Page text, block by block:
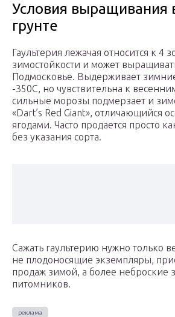
Условия выращивания
грунте
Гаультерия лежачая относится к 4
зимостойкости и может
Подмосковье. Выдерживает
-350C, но чувствительна к
сильные морозы подмерзает и
«Dart’s Red Giant», отличающийся
ягодами. Часто продается просто
без указания сорта.
Сажать гаультерию нужно только
не плодоносящие экземпляры,
продаж зимой, а более неброские
питомников.